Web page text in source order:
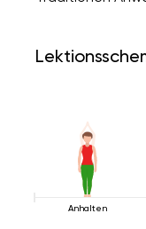
Anhalten